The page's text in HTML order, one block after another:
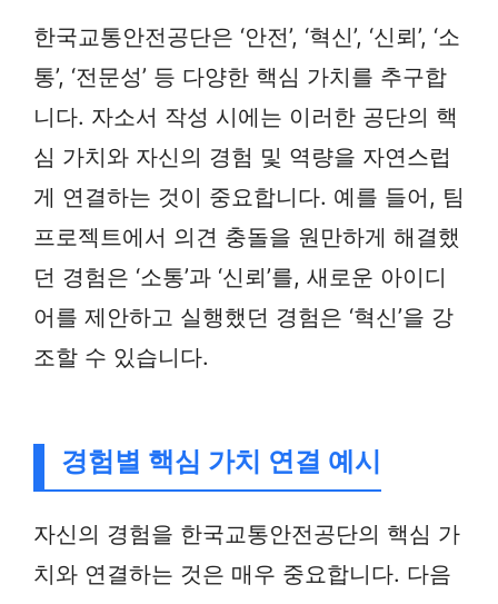
한국교통안전공단은 ‘안전’, ‘혁신’, ‘신뢰’, ‘소
통’, ‘전문성’ 등 다양한 핵심 가치를 추구합
니다. 자소서 작성 시에는 이러한 공단의 핵
심 가치와 자신의 경험 및 역량을 자연스럽
게 연결하는 것이 중요합니다. 예를 들어, 팀
프로젝트에서 의견 충돌을 원만하게 해결했
던 경험은 ‘소통’과 ‘신뢰’를, 새로운 아이디
어를 제안하고 실행했던 경험은 ‘혁신’을 강
조할 수 있습니다.
경험별 핵심 가치 연결 예시
자신의 경험을 한국교통안전공단의 핵심 가
치와 연결하는 것은 매우 중요합니다. 다음